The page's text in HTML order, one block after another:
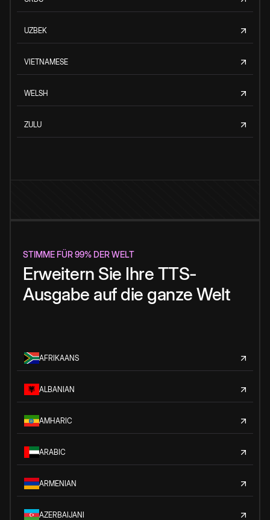
UZBEK
VIETNAMESE
WELSH
ZULU
STIMME FÜR 99% DER WELT
Erweitern Sie Ihre TTS-
Ausgabe auf die ganze Welt
AFRIKAANS
ALBANIAN
AMHARIC
ARABIC
ARMENIAN
AZERBAIJANI